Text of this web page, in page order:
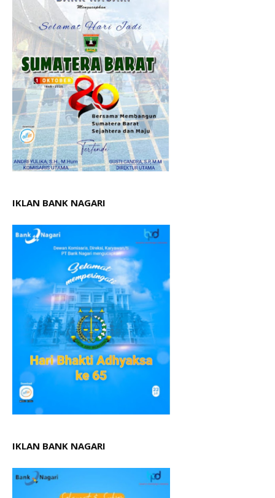
IKLAN BANK NAGARI
IKLAN BANK NAGARI